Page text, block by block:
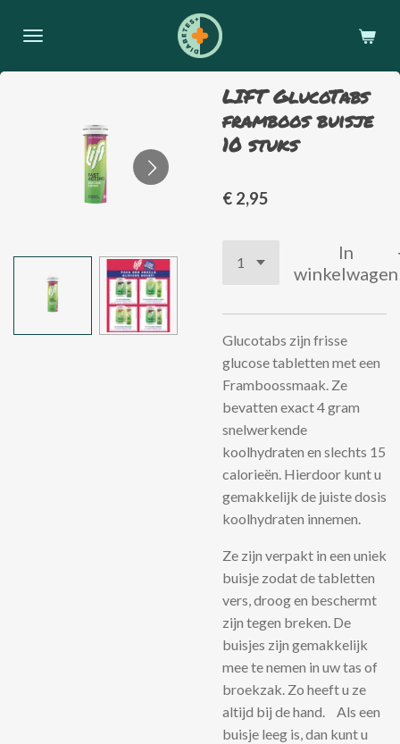
direct
LIFT GlucoTabs
framboos buisje
10 stuks
€ 2,95
In
winkelwagen
Glucotabs zijn frisse
glucose tabletten met een
Framboossmaak. Ze
bevatten exact 4 gram
snelwerkende
koolhydraten en slechts 15
calorieën. Hierdoor kunt u
gemakkelijk de juiste dosis
koolhydraten innemen.
Ze zijn verpakt in een uniek
buisje zodat de tabletten
vers, droog en beschermt
zijn tegen breken. De
buisjes zijn gemakkelijk
mee te nemen in uw tas of
broekzak. Zo heeft u ze
altijd bij de hand. Als een
buisje leeg is, dan kunt u